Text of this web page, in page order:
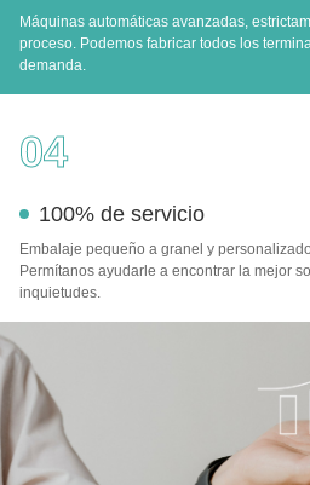
Máquinas automáticas avanzadas,
proceso. Podemos fabricar todos los
demanda.
04
100% de servicio
Embalaje pequeño a granel y
Permítanos ayudarle a encontrar la mejor
inquietudes.